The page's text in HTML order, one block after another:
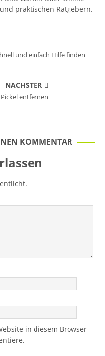
praktischen Ratgebern.
und einfach Hilfe finden
NÄCHSTER
entfernen
KOMMENTAR
in diesem Browser